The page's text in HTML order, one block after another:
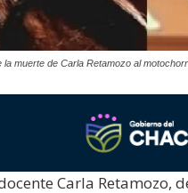
muerte de Carla Retamozo al
Carla Retamozo,